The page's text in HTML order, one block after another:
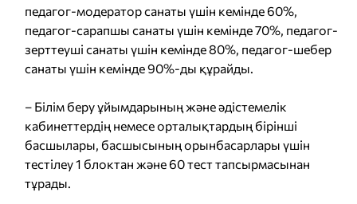
педагог-модератор санаты үшін кемінде 60%,
педагог-сарапшы санаты үшін кемінде 70%, педагог-
зерттеуші санаты үшін кемінде 80%, педагог-шебер
санаты үшін кемінде 90%-ды құрайды.
– Білім беру ұйымдарының және әдістемелік
кабинеттердің немесе орталықтардың бірінші
басшылары, басшысының орынбасарлары үшін
тестілеу 1 блоктан және 60 тест тапсырмасынан
тұрады.